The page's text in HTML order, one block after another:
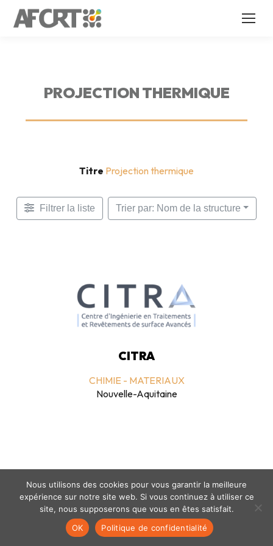
PROJECTION THERMIQUE
Titre Projection thermique
Filtrer la liste Trier par: Nom de la structure
CITRA
CHIMIE - MATERIAUX
Nouvelle-Aquitaine
Mentions légales- politique de confidentialité- © coclico 2026
Nous utilisons des cookies pour vous garantir la meilleure
expérience sur notre site web. Si vous continuez à utiliser ce
site, nous supposerons que vous en êtes satisfait.
OK
Politique de confidentialité